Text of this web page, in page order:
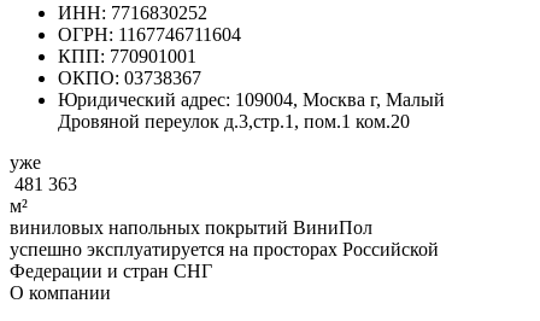
ИНН: 7716830252
ОГРН: 1167746711604
КПП: 770901001
ОКПО: 03738367
Юридический адрес: 109004, Москва г, Малый
Дровяной переулок д.3,стр.1, пом.1 ком.20
уже
481 363
м²
виниловых напольных покрытий ВиниПол
успешно эксплуатируется на просторах Российской
Федерации и стран СНГ
О компании